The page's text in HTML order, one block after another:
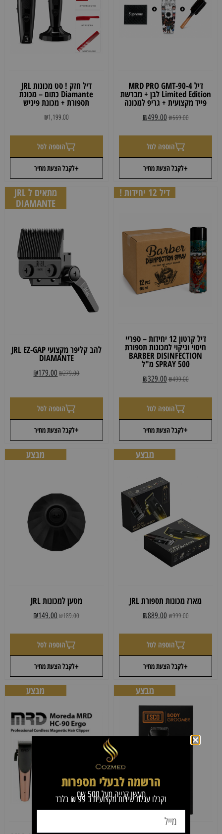
דיל MRD PRO GMT-90-4
Limited Edition לבן + מברשת
פייד מקצועית + גריפ למכונה
₪669.00
₪499.00
+לקבל הצעת מחיר
הוספה לסל
דיל חזק ! סט מכונות JRL
Diamante כתום – מכונת
תספורת + מכונת פיניש
₪1,199.00
+לקבל הצעת מחיר
הוספה לסל
דיל 12 יחידות !
דיל קרטון 12 יחידות – ספריי
חיטוי וניקוי למכונות תספורת
BARBER DISINFECTION
SPRAY 500 מ"ל
₪499.00
₪329.00
+לקבל הצעת מחיר
הוספה לסל
מתאים ל JRL
DIAMANTE
להב קליפר מקצועי JRL EZ-GAP
DIAMANTE
₪279.00
₪179.00
+לקבל הצעת מחיר
הוספה לסל
מבצע
מארז מכונות תספורת JRL
₪999.00
₪889.00
+לקבל הצעת מחיר
הוספה לסל
מבצע
מטען למכונות JRL
₪189.00
₪149.00
+לקבל הצעת מחיר
הוספה לסל
מבצע מבצע
הרשמה לבעלי מספרות
תעשו קנייה מעל 500 שח
וקבלו עגלת שירות מקצועית ב 99 ₪ בלבד